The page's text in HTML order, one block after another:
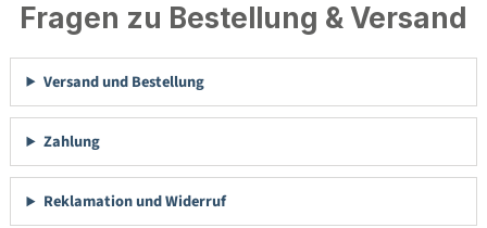
Fragen zu Bestellung & Versand
Versand und Bestellung
Zahlung
Reklamation und Widerruf